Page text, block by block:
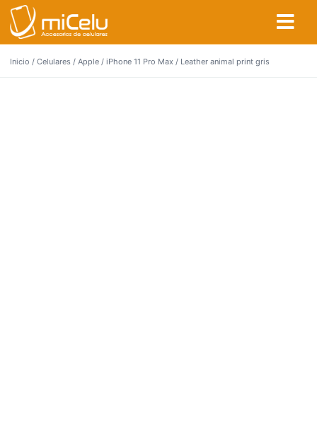
Inicio / Celulares / Apple / iPhone 11 Pro Max / Leather animal print gris